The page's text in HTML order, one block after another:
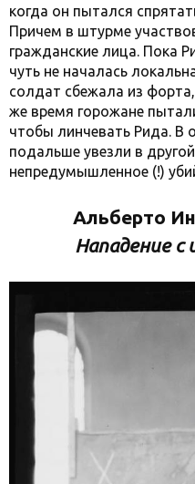
когда он пытался
Причем в штурме
гражданские лица. Пока
чуть не началась
солдат сбежала из
же время горожане
чтобы линчевать Рида. В
подальше увезли в
непредумышленное (!)
Альберто
Нападение с